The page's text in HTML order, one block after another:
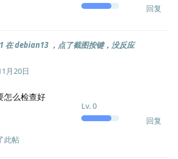
回复
在 debian13 ，点了截图按键，没反应
Lv.0
月20日
怎么检查好
回复
此帖